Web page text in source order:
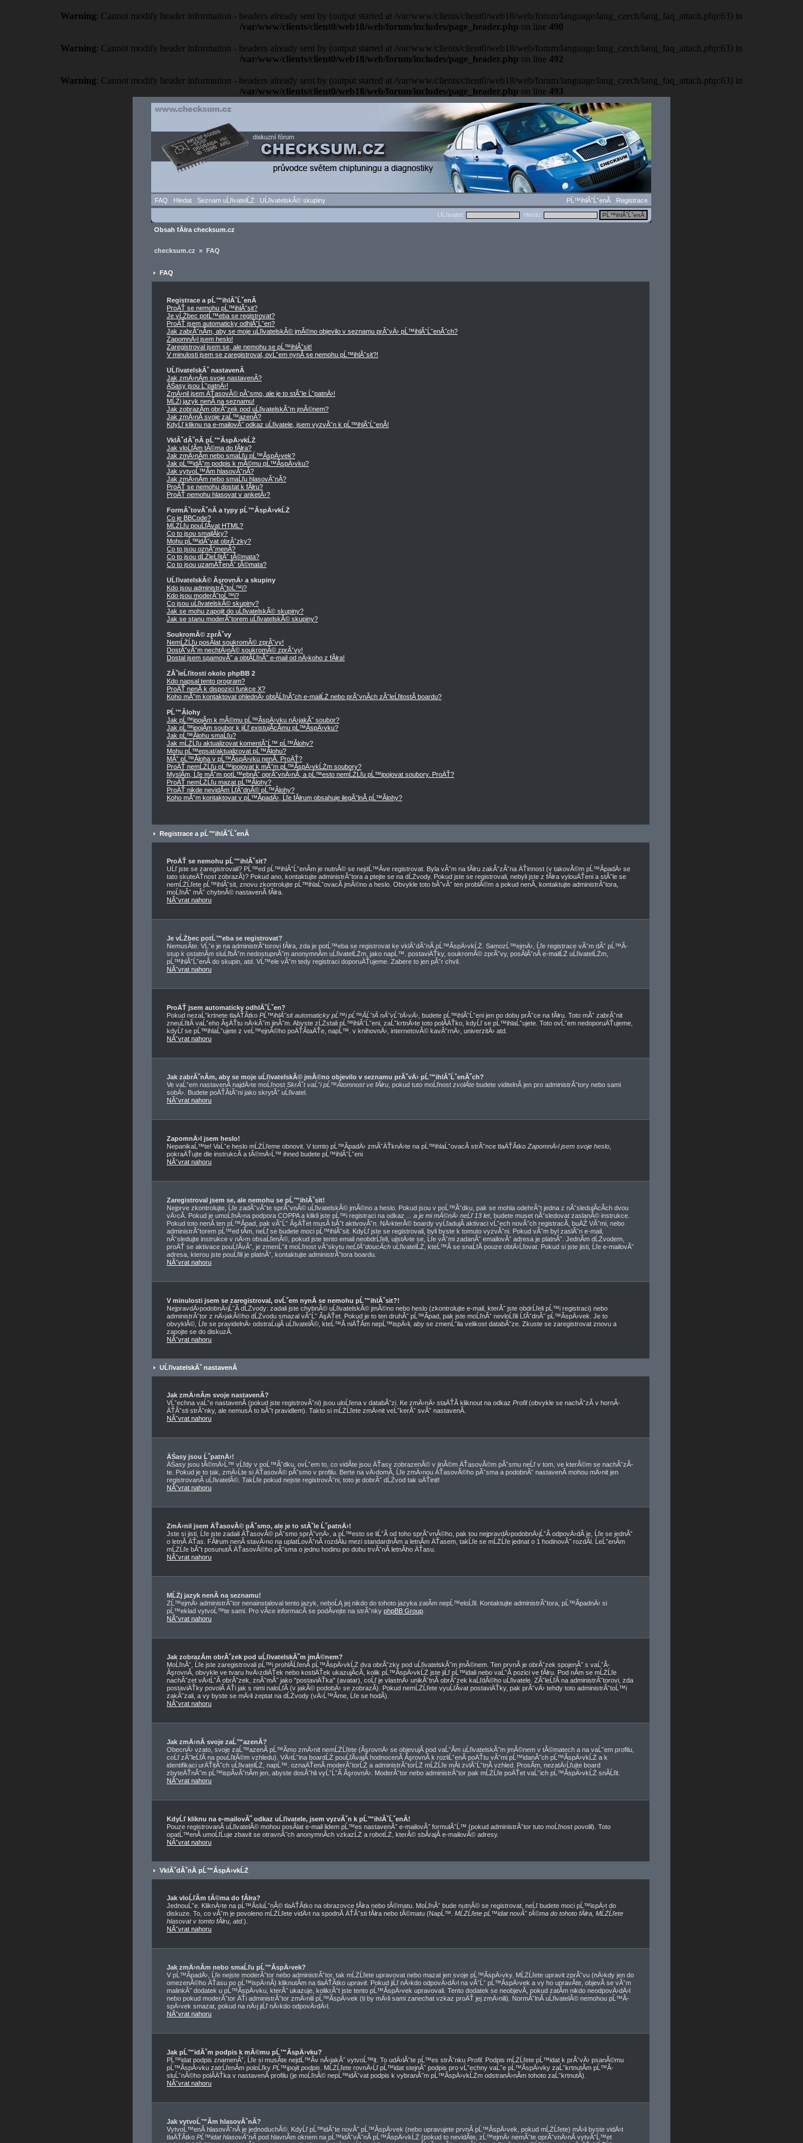
Warning: Cannot modify header information - headers already sent by (output started at /var/www/clients/client0/web18/web/forum/language/lang_czech/lang_faq_attach.php:63) in
/var/www/clients/client0/web18/web/forum/includes/page_header.php on line 490
Warning: Cannot modify header information - headers already sent by (output started at /var/www/clients/client0/web18/web/forum/language/lang_czech/lang_faq_attach.php:63) in
/var/www/clients/client0/web18/web/forum/includes/page_header.php on line 492
Warning: Cannot modify header information - headers already sent by (output started at /var/www/clients/client0/web18/web/forum/language/lang_czech/lang_faq_attach.php:63) in
/var/www/clients/client0/web18/web/forum/includes/page_header.php on line 493
FAQ Hledat Seznam uĹľivatelĹŻ UĹľivatelskĂ© skupiny PĹ™ihlĂˇĹˇenĂ­
Registrace
UĹľivatel:
Heslo:
Obsah fĂłra checksum.cz
checksum.cz » FAQ
FAQ
Registrace a pĹ™ihlĂˇĹˇenĂ­
ProÄŤ se nemohu pĹ™ihlĂˇsit?
Je vĹŻbec potĹ™eba se registrovat?
ProÄŤ jsem automaticky odhlĂˇĹˇen?
Jak zabrĂˇnĂ­m, aby se moje uĹľivatelskĂ© jmĂ©no objevilo v seznamu prĂˇvÄ› pĹ™ihlĂˇĹˇenĂ˝ch?
ZapomnÄ›l jsem heslo!
Zaregistroval jsem se, ale nemohu se pĹ™ihlĂˇsit!
V minulosti jsem se zaregistroval, ovĹˇem nynĂ­ se nemohu pĹ™ihlĂˇsit?!
UĹľivatelskĂˇ nastavenĂ­
Jak zmÄ›nĂ­m svoje nastavenĂ­?
ÄŚasy jsou ĹˇpatnÄ›!
ZmÄ›nil jsem ÄŤasovĂ© pĂˇsmo, ale je to stĂˇle ĹˇpatnÄ›!
MĹŻj jazyk nenĂ­ na seznamu!
Jak zobrazĂ­m obrĂˇzek pod uĹľivatelskĂ˝m jmĂ©nem?
Jak zmÄ›nĂ­ svoje zaĹ™azenĂ­?
KdyĹľ kliknu na e-mailovĂ˝ odkaz uĹľivatele, jsem vyzvĂˇn k pĹ™ihlĂˇĹˇenĂ­!
VklĂˇdĂˇnĂ­ pĹ™Ă­spÄ›vkĹŻ
Jak vloĹľĂ­m tĂ©ma do fĂłra?
Jak zmÄ›nĂ­m nebo smaĹľu pĹ™Ă­spÄ›vek?
Jak pĹ™idĂˇm podpis k mĂ©mu pĹ™Ă­spÄ›vku?
Jak vytvoĹ™Ă­m hlasovĂˇnĂ­?
Jak zmÄ›nĂ­m nebo smaĹľu hlasovĂˇnĂ­?
ProÄŤ se nemohu dostat k fĂłru?
ProÄŤ nemohu hlasovat v anketÄ›?
FormĂˇtovĂˇnĂ­ a typy pĹ™Ă­spÄ›vkĹŻ
Co je BBCode?
MĹŻĹľu pouĹľĂ­vat HTML?
Co to jsou smajlĂ­ky?
Mohu pĹ™idĂˇvat obrĂˇzky?
Co to jsou oznĂˇmenĂ­?
Co to jsou dĹŻleĹľitĂˇ tĂ©mata?
Co to jsou uzamÄŤenĂˇ tĂ©mata?
UĹľivatelskĂ© ĂşrovnÄ› a skupiny
Kdo jsou administrĂˇtoĹ™i?
Kdo jsou moderĂˇtoĹ™i?
Co jsou uĹľivatelskĂ© skupiny?
Jak se mohu zapojit do uĹľivatelskĂ© skupiny?
Jak se stanu moderĂˇtorem uĹľivatelskĂ© skupiny?
SoukromĂ© zprĂˇvy
NemĹŻĹľu posĂ­lat soukromĂ© zprĂˇvy!
DostĂˇvĂˇm nechtÄ›nĂ© soukromĂ© zprĂˇvy!
Dostal jsem spamovĂ˝ a obtĂ­ĹľnĂ˝ e-mail od nÄ›koho z fĂłra!
ZĂˇleĹľitosti okolo phpBB 2
Kdo napsal tento program?
ProÄŤ nenĂ­ k dispozici funkce X?
Koho mĂˇm kontaktovat ohlednÄ› obtĂ­ĹľnĂ˝ch e-mailĹŻ nebo prĂˇvnĂ­ch zĂˇleĹľitostĂ­ boardu?
PĹ™Ă­lohy
Jak pĹ™ipojĂ­m k mĂ©mu pĹ™Ă­spÄ›vku nÄ›jakĂ˝ soubor?
Jak pĹ™ipojĂ­m soubor k jiĹľ existujĂ­cĂ­mu pĹ™Ă­spÄ›vku?
Jak pĹ™Ă­lohu smaĹľu?
Jak mĹŻĹľu aktualizovat komentĂˇĹ™ pĹ™Ă­lohy?
Mohu pĹ™epsat/aktualizovat pĹ™Ă­lohu?
MĂˇ pĹ™Ă­loha v pĹ™Ă­spÄ›vku nenĂ­. ProÄŤ?
ProÄŤ nemĹŻĹľu pĹ™ipojovat k mĂ˝m pĹ™Ă­spÄ›vkĹŻm soubory?
MyslĂ­m, Ĺľe mĂˇm potĹ™ebnĂˇ oprĂˇvnÄ›nĂ­, a pĹ™esto nemĹŻĹľu pĹ™ipojovat soubory. ProÄŤ?
ProÄŤ nemĹŻĹľu mazat pĹ™Ă­lohy?
ProÄŤ nikde nevidĂ­m ĹľĂˇdnĂ© pĹ™Ă­lohy?
Koho mĂˇm kontaktovat v pĹ™Ă­padÄ›, Ĺľe fĂłrum obsahuje ilegĂˇlnĂ­ pĹ™Ă­lohy?
Registrace a pĹ™ihlĂˇĹˇenĂ­
ProÄŤ se nemohu pĹ™ihlĂˇsit?
UĹľ jste se zaregistrovali? PĹ™ed pĹ™ihlĂˇĹˇenĂ­m je nutnĂ© se nejdĹ™Ă­ve registrovat. Byla vĂˇm na fĂłru zakĂˇzĂˇna ÄŤinnost (v takovĂ©m pĹ™Ă­padÄ› se
tato skuteÄŤnost zobrazĂ­)? Pokud ano, kontaktujte administrĂˇtora a ptejte se na dĹŻvody. Pokud jste se registrovali, nebyli jste z fĂłra vylouÄŤeni a stĂˇle se
nemĹŻĹľete pĹ™ihlĂˇsit, znovu zkontrolujte pĹ™ihlaĹˇovacĂ­ jmĂ©no a heslo. Obvykle toto bĂ˝vĂˇ ten problĂ©m a pokud nenĂ­, kontaktujte administrĂˇtora,
moĹľnĂˇ mĂˇ chybnĂ© nastavenĂ­ fĂłra.
NĂˇvrat nahoru
Je vĹŻbec potĹ™eba se registrovat?
NemusĂ­te. VĹˇe je na administrĂˇtorovi fĂłra, zda je potĹ™eba se registrovat ke vklĂˇdĂˇnĂ­ pĹ™Ă­spÄ›vkĹŻ. SamozĹ™ejmÄ›, Ĺľe registrace vĂˇm dĂˇ pĹ™Ă­
stup k ostatnĂ­m sluĹľbĂˇm nedostupnĂ˝m anonymnĂ­m uĹľivatelĹŻm, jako napĹ™. postaviÄŤky, soukromĂ© zprĂˇvy, posĂ­lĂˇnĂ­ e-mailĹŻ uĹľivatelĹŻm,
pĹ™ihlĂˇĹˇenĂ­ do skupin, atd. VĹ™ele vĂˇm tedy registraci doporuÄŤujeme. Zabere to jen pĂˇr chvil.
NĂˇvrat nahoru
ProÄŤ jsem automaticky odhlĂˇĹˇen?
Pokud nezaĹˇkrtnete tlaÄŤĂ­tko PĹ™ihlĂˇsit automaticky pĹ™i pĹ™Ă­ĹˇtĂ­ nĂˇvĹˇtÄ›vÄ› , budete pĹ™ihlĂˇĹˇeni jen po dobu prĂˇce na fĂłru. Toto mĂˇ zabrĂˇnit
zneuĹľitĂ­ vaĹˇeho ĂşÄŤtu nÄ›kĂ˝m jinĂ˝m. Abyste zĹŻstali pĹ™ihlĂˇĹˇeni, zaĹˇkrtnÄ›te toto polĂ­ÄŤko, kdyĹľ se pĹ™ihlaĹˇujete. Toto ovĹˇem nedoporuÄŤujeme,
kdyĹľ se pĹ™ihlaĹˇujete z veĹ™ejnĂ©ho poÄŤĂ­taÄŤe, napĹ™. v knihovnÄ›, internetovĂ© kavĂˇrnÄ›, univerzitÄ› atd.
NĂˇvrat nahoru
Jak zabrĂˇnĂ­m, aby se moje uĹľivatelskĂ© jmĂ©no objevilo v seznamu prĂˇvÄ› pĹ™ihlĂˇĹˇenĂ˝ch?
Ve vaĹˇem nastavenĂ­ najdÄ›te moĹľnost SkrĂ˝t vaĹˇi pĹ™Ă­tomnost ve fĂłru , pokud tuto moĹľnost zvolĂ­te budete viditelnĂ­ jen pro administrĂˇtory nebo sami
sobÄ›. Budete poÄŤĂ­tĂˇni jako skrytĂ˝ uĹľivatel.
NĂˇvrat nahoru
ZapomnÄ›l jsem heslo!
NepanikaĹ™te! VaĹˇe heslo mĹŻĹľeme obnovit. V tomto pĹ™Ă­padÄ› zmĂˇÄŤknÄ›te na pĹ™ihlaĹˇovacĂ­ strĂˇnce tlaÄŤĂ­tko ZapomnÄ›l jsem svoje heslo
pokraÄŤujte dle instrukcĂ­ a tĂ©mÄ›Ĺ™ ihned budete pĹ™ihlĂˇĹˇeni
NĂˇvrat nahoru
Zaregistroval jsem se, ale nemohu se pĹ™ihlĂˇsit!
Nejprve zkontrolujte, Ĺľe zadĂˇvĂˇte sprĂˇvnĂ© uĹľivatelskĂ© jmĂ©no a heslo. Pokud jsou v poĹ™Ăˇdku, pak se mohla odehrĂˇt jedna z nĂˇsledujĂ­cĂ­ch dvou
vÄ›cĂ­. Pokud je umoĹľnÄ›na podpora COPPA a klikli jste pĹ™i registraci na odkaz
... a je mi mĂ©nÄ› neĹľ 13 let, budete muset nĂˇsledovat zaslanĂ© instrukce.
Pokud toto nenĂ­ ten pĹ™Ă­pad, pak vĂˇĹˇ ĂşÄŤet musĂ­ bĂ˝t aktivovĂˇn. NÄ›kterĂ© boardy vyĹľadujĂ­ aktivaci vĹˇech novĂ˝ch registracĂ­, buÄŹ VĂˇmi, nebo
administrĂˇtorem pĹ™ed tĂ­m, neĹľ se budete moci pĹ™ihlĂˇsit. KdyĹľ jste se registrovali, byli byste k tomuto vyzvĂˇni. Pokud vĂˇm byl zaslĂˇn e-mail,
nĂˇsledujte instrukce v nÄ›m obsaĹľenĂ©, pokud jste tento email neobdrĹľeli, ujistÄ›te se, Ĺľe vĂˇmi zadanĂˇ emailovĂˇ adresa je platnĂˇ. JednĂ­m dĹŻvodem,
proÄŤ se aktivace pouĹľĂ­vĂˇ, je zmenĹˇit moĹľnost vĂ˝skytu neĹľĂˇdoucĂ­ch uĹľivatelĹŻ, kteĹ™Ă­ se snaĹľĂ­ pouze obtÄ›Ĺľovat. Pokud si jste jisti, Ĺľe e-mailovĂˇ
adresa, kterou jste pouĹľili je platnĂˇ, kontaktujte administrĂˇtora boardu.
NĂˇvrat nahoru
V minulosti jsem se zaregistroval, ovĹˇem nynĂ­ se nemohu pĹ™ihlĂˇsit?!
NejpravdÄ›podobnÄ›jĹˇĂ­ dĹŻvody: zadali jste chybnĂ© uĹľivatelskĂ© jmĂ©no nebo heslo (zkontrolujte e-mail, kterĂ˝ jste obdrĹľeli pĹ™i registraci) nebo
administrĂˇtor z nÄ›jakĂ©ho dĹŻvodu smazal vĂˇĹˇ ĂşÄŤet. Pokud je to ten druhĂ˝ pĹ™Ă­pad, pak jste moĹľnĂˇ nevloĹľili ĹľĂˇdnĂ˝ pĹ™Ă­spÄ›vek. Je to
obvyklĂ©, Ĺľe se pravidelnÄ› odstraĹujĂ­ uĹľivatelĂ©, kteĹ™Ă­ niÄŤĂ­m nepĹ™ispÄ›li, aby se zmenĹˇila velikost databĂˇze. Zkuste se zaregistrovat znovu a
zapojte se do diskuzĂ­.
NĂˇvrat nahoru
UĹľivatelskĂˇ nastavenĂ­
Jak zmÄ›nĂ­m svoje nastavenĂ­?
VĹˇechna vaĹˇe nastavenĂ­ (pokud jste registrovĂˇni) jsou uloĹľena v databĂˇzi. Ke zmÄ›nÄ› staÄŤĂ­ kliknout na odkaz Profil(obvykle se nachĂˇzĂ­ v hornĂ­
ÄŤĂˇsti strĂˇnky, ale nemusĂ­ to bĂ˝t pravidlem). Takto si mĹŻĹľete zmÄ›nit veĹˇkerĂˇ svĂˇ nastavenĂ­.
NĂˇvrat nahoru
ÄŚasy jsou ĹˇpatnÄ›!
ÄŚasy jsou tĂ©mÄ›Ĺ™ vĹľdy v poĹ™Ăˇdku, ovĹˇem to, co vidĂ­te jsou ÄŤasy zobrazenĂ© v jinĂ©m ÄŤasovĂ©m pĂˇsmu neĹľ v tom, ve kterĂ©m se nachĂˇzĂ­
te. Pokud je to tak, zmÄ›Ĺte si ÄŤasovĂ© pĂˇsmo v profilu. Berte na vÄ›domĂ­, Ĺľe zmÄ›nou ÄŤasovĂ©ho pĂˇsma a podobnĂˇ nastavenĂ­ mohou mÄ›nit jen
registrovanĂ­ uĹľivatelĂ©. TakĹľe pokud nejste registrovĂˇni, toto je dobrĂ˝ dĹŻvod tak uÄŤinit!
NĂˇvrat nahoru
ZmÄ›nil jsem ÄŤasovĂ© pĂˇsmo, ale je to stĂˇle ĹˇpatnÄ›!
Jste si jisti, Ĺľe jste zadali ÄŤasovĂ© pĂˇsmo sprĂˇvnÄ›, a pĹ™esto se liĹˇĂ­ od toho sprĂˇvnĂ©ho, pak tou nejpravdÄ›podobnÄ›jĹˇĂ­ odpovÄ›dĂ­ je, Ĺľe se jednĂˇ
o letnĂ­ ÄŤas. FĂłrum nenĂ­ stavÄ›no na uplatĹovĂˇnĂ­ rozdĂ­lu mezi standardnĂ­m a letnĂ­m ÄŤasem, takĹľe se mĹŻĹľe jednat o 1 hodinovĂ˝ rozdĂ­l. ĹeĹˇenĂ­m
mĹŻĹľe bĂ˝t posunutĂ­ ÄŤasovĂ©ho pĂˇsma o jednu hodinu po dobu trvĂˇnĂ­ letnĂ­ho ÄŤasu.
NĂˇvrat nahoru
MĹŻj jazyk nenĂ­ na seznamu!
ZĹ™ejmÄ› administrĂˇtor nenainstaloval tento jazyk, neboĹĄ jej nikdo do tohoto jazyka zatĂ­m nepĹ™eloĹľil. Kontaktujte administrĂˇtora, pĹ™Ă­padnÄ› si
pĹ™eklad vytvoĹ™te sami. Pro vĂ­ce informacĂ­ se podĂ­vejte na strĂˇnky phpBB Group
NĂˇvrat nahoru
Jak zobrazĂ­m obrĂˇzek pod uĹľivatelskĂ˝m jmĂ©nem?
MoĹľnĂˇ, Ĺľe jste zaregistrovali pĹ™i prohlĂ­ĹľenĂ­ pĹ™Ă­spÄ›vkĹŻ dva obrĂˇzky pod uĹľivatelskĂ˝m jmĂ©nem. Ten prvnĂ­ je obrĂˇzek spojenĂ˝ s vaĹˇĂ­
ĂşrovnĂ­, obvykle ve tvaru hvÄ›zdiÄŤek nebo kostiÄŤek ukazujĂ­cĂ­, kolik pĹ™Ă­spÄ›vkĹŻ jste jiĹľ pĹ™idali nebo vaĹˇĂ­ pozici ve fĂłru. Pod nĂ­m se mĹŻĹľe
nachĂˇzet vÄ›tĹˇĂ­ obrĂˇzek, znĂˇmĂ˝ jako "postaviÄŤka" (avatar), coĹľ je vlastnÄ› unikĂˇtnĂ­ obrĂˇzek kaĹľdĂ©ho uĹľivatele. ZĂˇleĹľĂ­ na administrĂˇtorovi, zda
postaviÄŤky povolĂ­ ÄŤi jak s nimi naloĹľĂ­ (v jakĂ© podobÄ› se zobrazĂ­). Pokud nemĹŻĹľete vyuĹľĂ­vat postaviÄŤky, pak prĂˇvÄ› tehdy toto administrĂˇtoĹ™i
zakĂˇzali, a vy byste se mÄ›li zeptat na dĹŻvody (vÄ›Ĺ™Ă­me, Ĺľe se hodĂ­).
NĂˇvrat nahoru
Jak zmÄ›nĂ­ svoje zaĹ™azenĂ­?
ObecnÄ› vzato, svoje zaĹ™azenĂ­ pĹ™Ă­mo zmÄ›nit nemĹŻĹľete (ĂşrovnÄ› se objevujĂ­ pod vaĹˇĂ­m uĹľivatelskĂ˝m jmĂ©nem v tĂ©matech a na vaĹˇem profilu,
coĹľ zĂˇleĹľĂ­ na pouĹľitĂ©m vzhledu). VÄ›tĹˇina boardĹŻ pouĹľĂ­vajĂ­ hodnocenĂ­ ĂşrovnĂ­ k rozliĹˇenĂ­ poÄŤtu vĂˇmi pĹ™idanĂ˝ch pĹ™Ă­spÄ›vkĹŻ a k
identifikaci urÄŤitĂ˝ch uĹľivatelĹŻ, napĹ™. oznaÄŤenĂ­ moderĂˇtorĹŻ a administrĂˇtorĹŻ mĹŻĹľe mĂ­t zvlĂˇĹˇtnĂ­ vzhled. ProsĂ­m, nezatÄ›Ĺľujte board
zbyteÄŤnĂ˝m pĹ™ispĂ­vĂˇnĂ­m jen, abyste dosĂˇhli vyĹˇĹˇĂ­ ĂşrovnÄ›. ModerĂˇtor nebo administrĂˇtor pak mĹŻĹľe poÄŤet vaĹˇich pĹ™Ă­spÄ›vkĹŻ snĂ­Ĺľit.
NĂˇvrat nahoru
KdyĹľ kliknu na e-mailovĂ˝ odkaz uĹľivatele, jsem vyzvĂˇn k pĹ™ihlĂˇĹˇenĂ­!
Pouze registrovanĂ­ uĹľivatelĂ© mohou posĂ­lat e-mail lidem pĹ™es nastavenĂ˝ e-mailovĂ˝ formulĂˇĹ™ (pokud administrĂˇtor tuto moĹľnost povolil). Toto
opatĹ™enĂ­ umoĹľĹuje zbavit se otravnĂ˝ch anonymnĂ­ch vzkazĹŻ a robotĹŻ, kterĂ© sbĂ­rajĂ­ e-mailovĂ© adresy.
NĂˇvrat nahoru
VklĂˇdĂˇnĂ­ pĹ™Ă­spÄ›vkĹŻ
Jak vloĹľĂ­m tĂ©ma do fĂłra?
JednouĹˇe. KliknÄ›te na pĹ™Ă­sluĹˇnĂ© tlaÄŤĂ­tko na obrazovce fĂłra nebo tĂ©matu. MoĹľnĂˇ bude nutnĂ© se registrovat, neĹľ budete moci pĹ™ispÄ›t do
diskuze. To, co vĂˇm je povoleno mĹŻĹľete vidÄ›t na spodnĂ­ ÄŤĂˇsti fĂłra nebo tĂ©matu (NapĹ™. MĹŻĹľete pĹ™idat novĂˇ tĂ©ma do tohoto fĂłra, MĹŻĹľete
hlasovat v tomto fĂłru, atd.).
NĂˇvrat nahoru
Jak zmÄ›nĂ­m nebo smaĹľu pĹ™Ă­spÄ›vek?
V pĹ™Ă­padÄ›, Ĺľe nejste moderĂˇtor nebo administrĂˇtor, tak mĹŻĹľete upravovat nebo mazat jen svoje pĹ™Ă­spÄ›vky. MĹŻĹľete upravit zprĂˇvu (nÄ›kdy jen do
omezenĂ©ho ÄŤasu po pĹ™ispÄ›nĂ­) kliknutĂ­m na tlaÄŤĂ­tko upravit. Pokud jiĹľ nÄ›kdo odpovÄ›dÄ›l na vĂˇĹˇ pĹ™Ă­spÄ›vek a vy ho upravĂ­te, objevĂ­ se vĂˇm
malinkĂ˝ dodatek u pĹ™Ă­spÄ›vku, kterĂ˝ ukazuje, kolikrĂˇt jste tento pĹ™Ă­spÄ›vek upravovali. Tento dodatek se neobjevĂ­, pokud zatĂ­m nikdo neodpovÄ›dÄ›l
nebo pokud moderĂˇtor ÄŤi administrĂˇtor zmÄ›nili pĹ™Ă­spÄ›vek (ti by mÄ›li sami zanechat vzkaz proÄŤ jej zmÄ›nili). NormĂˇlnĂ­ uĹľivatelĂ© nemohou pĹ™Ă­
spÄ›vek smazat, pokud na nÄ›j jiĹľ nÄ›kdo odpovÄ›dÄ›l.
NĂˇvrat nahoru
Jak pĹ™idĂˇm podpis k mĂ©mu pĹ™Ă­spÄ›vku?
PĹ™idat podpis znamenĂˇ, Ĺľe si musĂ­te nejdĹ™Ă­v nÄ›jakĂ˝ vytvoĹ™it. To udÄ›lĂˇte pĹ™es strĂˇnku Profil. Podpis mĹŻĹľete pĹ™idat k prĂˇvÄ› psanĂ©mu
pĹ™Ă­spÄ›vku zatrĹľenĂ­m poloĹľky PĹ™ipojit podpis . MĹŻĹľete rovnÄ›Ĺľ pĹ™idat stejnĂ˝ podpis pro vĹˇechny vaĹˇe pĹ™Ă­spÄ›vky zaĹˇkrtnutĂ­m pĹ™Ă­
sluĹˇnĂ©ho polĂ­ÄŤka v nastavenĂ­ profilu (je moĹľnĂ© nepĹ™idĂˇvat podpis k vybranĂ˝m pĹ™Ă­spÄ›vkĹŻm odstranÄ›nĂ­m tohoto zaĹˇkrtnutĂ­).
NĂˇvrat nahoru
Jak vytvoĹ™Ă­m hlasovĂˇnĂ­?
VytvoĹ™enĂ­ hlasovĂˇnĂ­ je jednoduchĂ©. KdyĹľ pĹ™idĂˇte novĂ˝ pĹ™Ă­spÄ›vek (nebo upravujete prvnĂ­ pĹ™Ă­spÄ›vek, pokud mĹŻĹľete) mÄ›li byste vidÄ›t
tlaÄŤĂ­tko PĹ™idat hlasovĂˇnĂ­ pod hlavnĂ­m oknem na pĹ™idĂˇvĂˇnĂ­ pĹ™Ă­spÄ›vkĹŻ (pokud to nevidĂ­te, zĹ™ejmÄ› nemĂˇte oprĂˇvnÄ›nĂ­ vytvĂˇĹ™et